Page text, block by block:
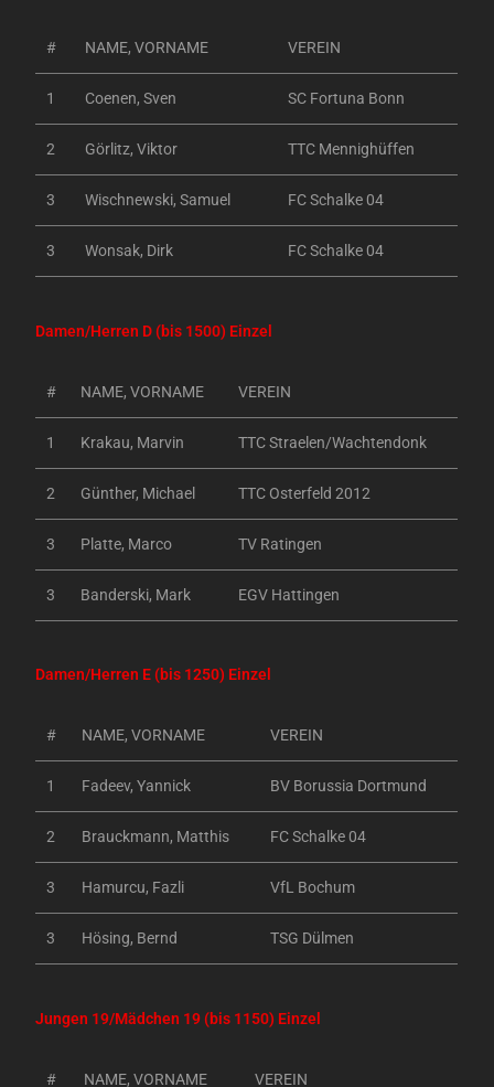
# NAME, VORNAME VEREIN
1 Coenen, Sven SC Fortuna Bonn
2 Görlitz, Viktor TTC Mennighüffen
3 Wischnewski, Samuel FC Schalke 04
3 Wonsak, Dirk FC Schalke 04
Damen/Herren D (bis 1500) Einzel
# NAME, VORNAME VEREIN
1 Krakau, Marvin TTC Straelen/Wachtendonk
2 Günther, Michael TTC Osterfeld 2012
3 Platte, Marco TV Ratingen
3 Banderski, Mark EGV Hattingen
Damen/Herren E (bis 1250) Einzel
# NAME, VORNAME VEREIN
1 Fadeev, Yannick BV Borussia Dortmund
2 Brauckmann, Matthis FC Schalke 04
3 Hamurcu, Fazli VfL Bochum
3 Hösing, Bernd TSG Dülmen
Jungen 19/Mädchen 19 (bis 1150) Einzel
# NAME, VORNAME VEREIN